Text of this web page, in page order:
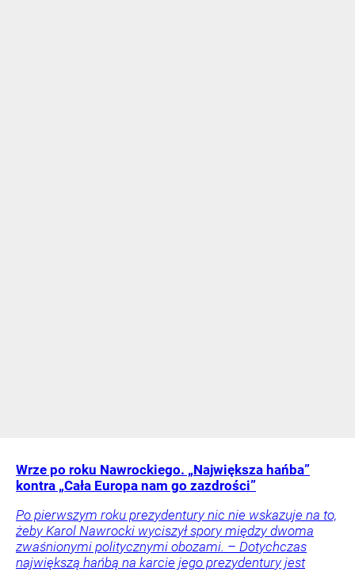
Wrze po roku Nawrockiego. „Największa hańba”
kontra „Cała Europa nam go zazdrości”
Po pierwszym roku prezydentury nic nie wskazuje na to,
żeby Karol Nawrocki wyciszył spory między dwoma
zwaśnionymi politycznymi obozami. – Dotychczas
największą hańbą na karcie jego prezydentury jest